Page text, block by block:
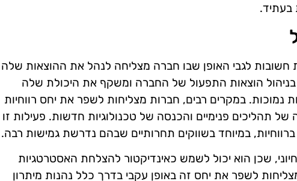
בעתיד.
חשובות לגבי האופן שבו חברה מצליחה לנהל את ההוצאות שלה
הוצאות התפעול של החברה ומשקף את היכולת שלה
נמוכות. במקרים רבים, חברות מצליחות לשפר את יחס רווחיות
של תהליכים פנימיים והכנסה של טכנולוגיות חדשות. פעילות זו
במיוחד בשווקים תחרותיים שבהם נדרשת גמישות רבה.
שכן הוא יכול לשמש כאינדיקטור להצלחת האסטרטגיות
לשפר את יחס זה באופן עקבי בדרך כלל נהנות מיתרון